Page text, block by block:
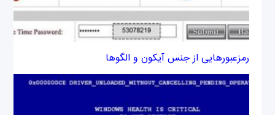
رمزعبورهایی از جنس آیکون و الگوها